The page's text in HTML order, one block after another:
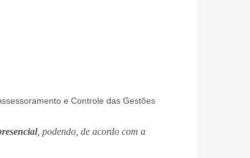
e Controle das Gestões
, podendo, de acordo com a